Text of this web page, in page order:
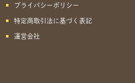
共有方法を選択
プライバシーポリシー
特定商取引法に基づく表記
運営会社